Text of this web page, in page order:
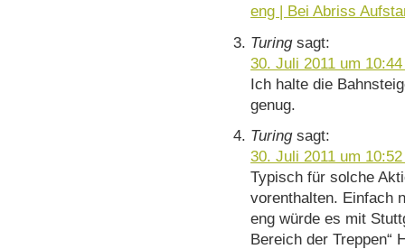
eng | Bei Abriss
Turing sagt:
30. Juli 2011 um
Ich halte die
genug.
Turing sagt:
30. Juli 2011 um
Typisch für solche
vorenthalten. Einfach
eng würde es mit
Bereich der Treppen“